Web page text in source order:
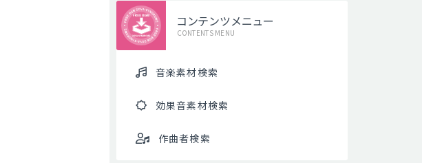
コンテンツメニュー
CONTENTS MENU
音楽素材検索
効果音素材検索
作曲者検索